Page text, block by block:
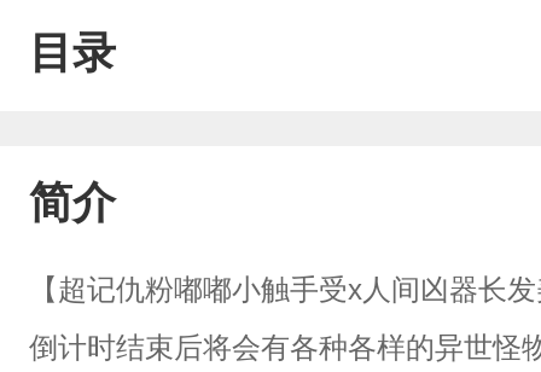
目录
简介
【超记仇粉嘟嘟小触手受x人间凶器长
倒计时结束后将会有各种各样的异世怪